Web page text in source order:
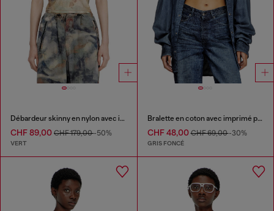
Débardeur skinny en nylon avec imprimé camo et détails en cristal
CHF 89,00 CHF 179,00-50%
VERT
Bralette en coton avec imprimé pied-de-poule
CHF 48,00CHF 69,00-30%
GRIS FONCÉ